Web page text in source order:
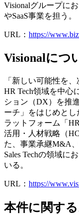
Visionalグループに
やSaaS事業を担う。
URL： https://
Visionalにつ
「新しい可能性を
HR Tech領域を中心
ション（DX）を推
ーチ」をはじめと
ラットフォーム「
活用・人材戦略（
た、事業承継M&A
Sales Techの領域に
いる。
URL： https://
本件に関す